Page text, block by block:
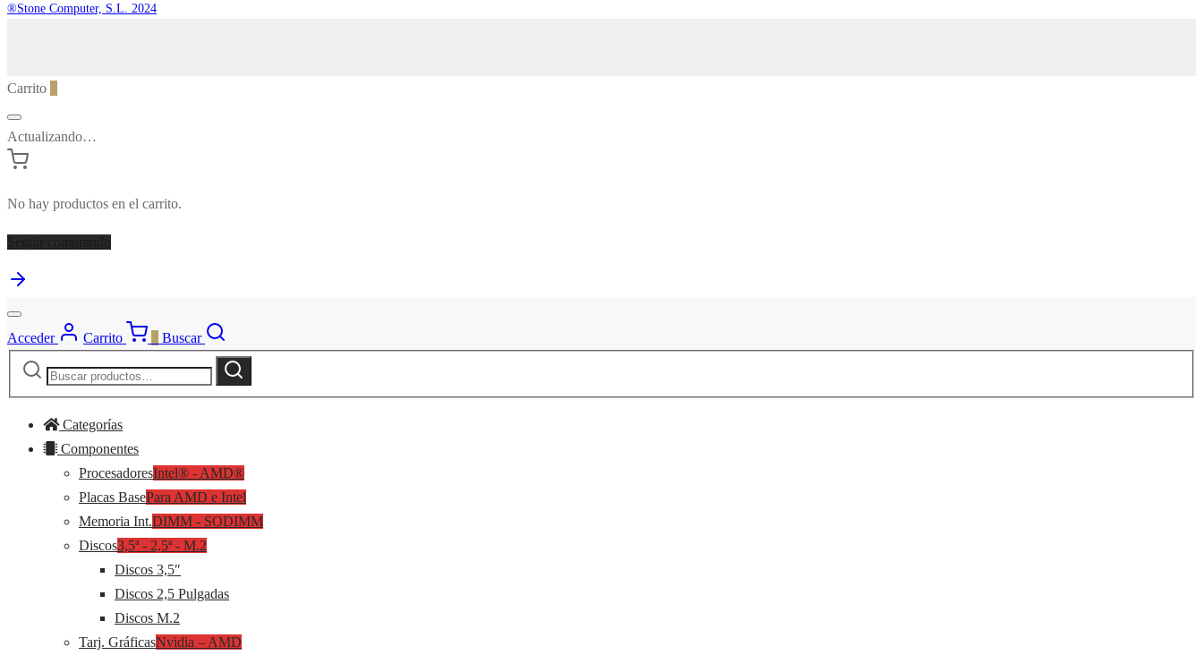
®Stone Computer, S.L. 2024
Carrito
Actualizando…
No hay productos en el carrito.
Acceder Carrito
Buscar
Buscar
Buscar
Categorías
Componentes
ProcesadoresIntel® - AMD®
Placas BasePara AMD e Intel
Memoria Int.DIMM - SODIMM
Discos3,5ª - 2,5ª - M.2
Discos 3,5″
Discos 2,5 Pulgadas
Discos M.2
Tarj. GráficasNvidia – AMD